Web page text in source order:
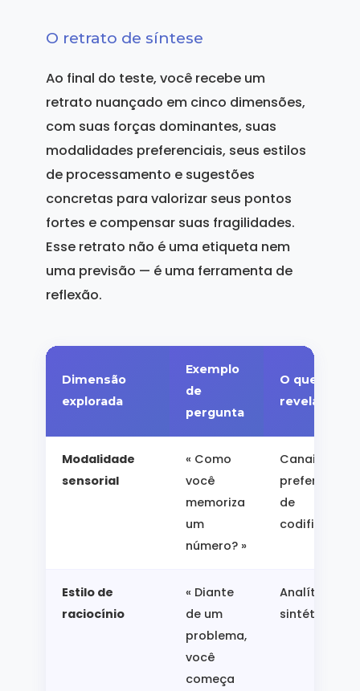
O retrato de síntese
Ao final do teste, você recebe um
retrato nuançado em cinco dimensões,
com suas forças dominantes, suas
modalidades preferenciais, seus estilos
de processamento e sugestões
concretas para valorizar seus pontos
fortes e compensar suas fragilidades.
Esse retrato não é uma etiqueta nem
uma previsão — é uma ferramenta de
reflexão.
Dimensão
explorada
Exemplo
de
pergunta
O que
revela
Modalidade
sensorial
« Como
você
memoriza
um
número? »
Canais
preferenciais
de
codificação
Estilo de
raciocínio
« Diante
de um
problema,
você
começa
Analítico vs
sintético